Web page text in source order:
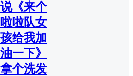
说《来个
啦啦队女
孩给我加
油一下》
拿个洗发